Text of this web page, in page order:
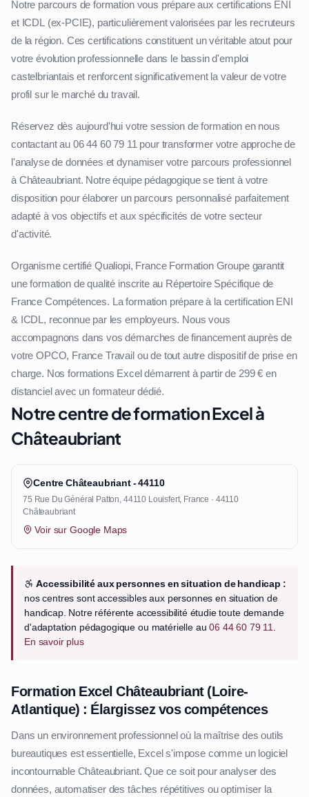
Notre parcours de formation vous prépare aux certifications ENI
et ICDL (ex-PCIE), particulièrement valorisées par les recruteurs
de la région. Ces certifications constituent un véritable atout pour
votre évolution professionnelle dans le bassin d'emploi
castelbriantais et renforcent significativement la valeur de votre
profil sur le marché du travail.
Réservez dès aujourd'hui votre session de formation en nous
contactant au 06 44 60 79 11 pour transformer votre approche de
l'analyse de données et dynamiser votre parcours professionnel
à Châteaubriant. Notre équipe pédagogique se tient à votre
disposition pour élaborer un parcours personnalisé parfaitement
adapté à vos objectifs et aux spécificités de votre secteur
d'activité.
Organisme certifié Qualiopi, France Formation Groupe garantit
une formation de qualité inscrite au Répertoire Spécifique de
France Compétences. La formation prépare à la certification ENI
& ICDL, reconnue par les employeurs. Nous vous
accompagnons dans vos démarches de financement auprès de
votre OPCO, France Travail ou de tout autre dispositif de prise en
charge. Nos formations Excel démarrent à partir de 299 € en
distanciel avec un formateur dédié.
Notre centre de formation Excel à
Châteaubriant
Centre Châteaubriant - 44110
75 Rue Du Général Patton, 44110 Louisfert, France · 44110
Châteaubriant
Voir sur Google Maps
Accessibilité aux personnes en situation de handicap :
nos centres sont accessibles aux personnes en situation de
handicap. Notre référente accessibilité étudie toute demande
d'adaptation pédagogique ou matérielle au06 44 60 79 11.
En savoir plus
Formation Excel Châteaubriant (Loire-
Atlantique) : Élargissez vos compétences
Dans un environnement professionnel où la maîtrise des outils
bureautiques est essentielle, Excel s'impose comme un logiciel
incontournable Châteaubriant. Que ce soit pour analyser des
données, automatiser des tâches répétitives ou optimiser la